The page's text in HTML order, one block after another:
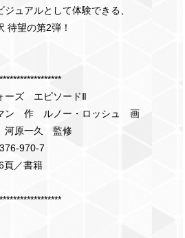
ュアルとして体験できる、
待望の第2弾！
ーズ エピソードⅡ
マン 作 ルノー・ロッシュ 画
一久 監修
970-7
頁／書籍